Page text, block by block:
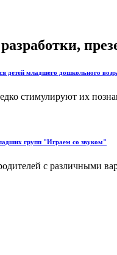
детей младшего дошкольного
стимулируют их
групп "Играем со звуком"
с различными